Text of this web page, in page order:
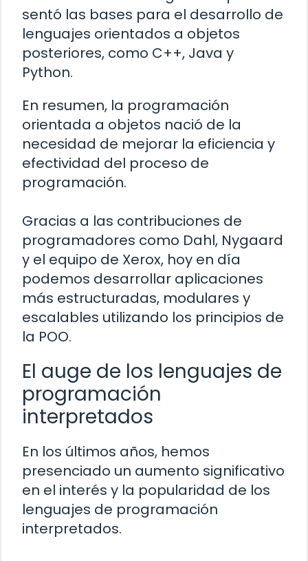
sentó las bases para el desarrollo de
lenguajes orientados a objetos
posteriores, como C++, Java y
Python.
En resumen, la programación
orientada a objetos nació de la
necesidad de mejorar la eficiencia y
efectividad del proceso de
programación.
Gracias a las contribuciones de
programadores como Dahl, Nygaard
y el equipo de Xerox, hoy en día
podemos desarrollar aplicaciones
más estructuradas, modulares y
escalables utilizando los principios de
la POO.
El auge de los lenguajes de
programación
interpretados
En los últimos años, hemos
presenciado un aumento significativo
en el interés y la popularidad de los
lenguajes de programación
interpretados.